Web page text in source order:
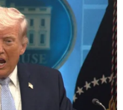
gần 32% thị